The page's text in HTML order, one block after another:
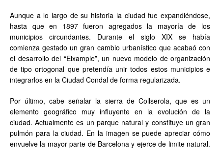
Aunque a lo largo de su historia la ciudad fue expandiéndose,
hasta que en 1897 fueron agregados la mayoría de los
municipios circundantes. Durante el siglo XIX se había
comienza gestado un gran cambio urbanístico que acabaó con
el desarrollo del “Eixample”, un nuevo modelo de organización
de tipo ortogonal que pretendía unir todos estos municipios e
integrarlos en la Ciudad Condal de forma regularizada.
Por último, cabe señalar la sierra de Collserola, que es un
elemento geográfico muy influyente en la evolución de la
ciudad. Actualmente es un parque natural y constituye un gran
pulmón para la ciudad. En la imagen se puede apreciar cómo
envuelve la mayor parte de Barcelona y ejerce de limite natural.